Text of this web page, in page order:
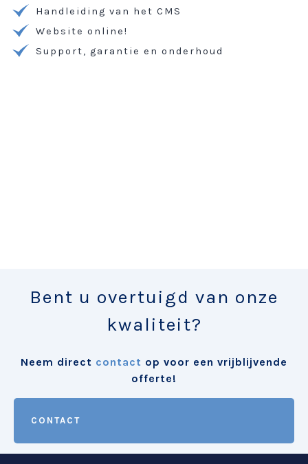
Handleiding van het CMS
Website online!
Support, garantie en onderhoud
Bent u overtuigd van onze
kwaliteit?
Neem direct contact op voor een vrijblijvende
offerte!
CONTACT